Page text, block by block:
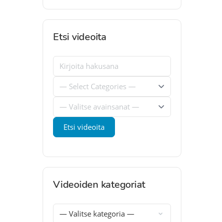
Etsi videoita
Videoiden kategoriat